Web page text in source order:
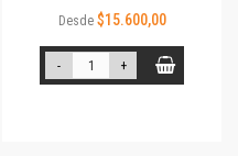
Desde $15.600,00
- +